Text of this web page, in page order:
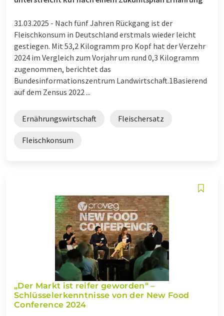
31.03.2025 - Nach fünf Jahren Rückgang ist der
Fleischkonsum in Deutschland erstmals wieder leicht
gestiegen. Mit 53,2 Kilogramm pro Kopf hat der Verzehr
2024 im Vergleich zum Vorjahr um rund 0,3 Kilogramm
zugenommen, berichtet das
Bundesinformationszentrum Landwirtschaft.1Basierend
auf dem Zensus 2022 ...
Ernährungswirtschaft Fleischersatz
Fleischkonsum
„Der Markt ist reifer geworden“ –
Schlüsselerkenntnisse von der New Food
Conference 2024